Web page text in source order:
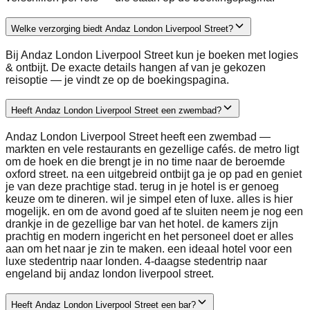
Welke verzorging biedt Andaz London Liverpool Street?
Bij Andaz London Liverpool Street kun je boeken met logies
& ontbijt. De exacte details hangen af van je gekozen
reisoptie — je vindt ze op de boekingspagina.
Heeft Andaz London Liverpool Street een zwembad?
Andaz London Liverpool Street heeft een zwembad —
markten en vele restaurants en gezellige cafés. de metro ligt
om de hoek en die brengt je in no time naar de beroemde
oxford street. na een uitgebreid ontbijt ga je op pad en geniet
je van deze prachtige stad. terug in je hotel is er genoeg
keuze om te dineren. wil je simpel eten of luxe. alles is hier
mogelijk. en om de avond goed af te sluiten neem je nog een
drankje in de gezellige bar van het hotel. de kamers zijn
prachtig en modern ingericht en het personeel doet er alles
aan om het naar je zin te maken. een ideaal hotel voor een
luxe stedentrip naar londen. 4-daagse stedentrip naar
engeland bij andaz london liverpool street.
Heeft Andaz London Liverpool Street een bar?